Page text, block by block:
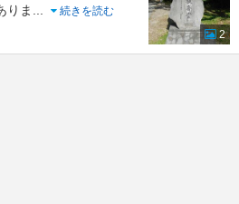
りま
続きを読む
2